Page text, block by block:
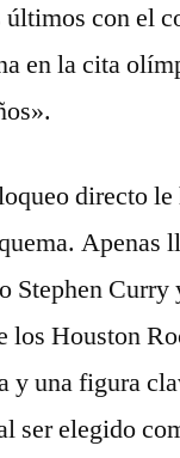
últimos con el
en la cita
directo
Apenas
Curry
Houston
y una figura
ser elegido